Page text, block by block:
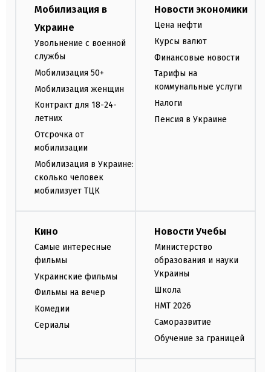
Мобилизация в
Украине
Увольнение с военной
службы
Мобилизация 50+
Мобилизация женщин
Контракт для 18-24-
летних
Отсрочка от
мобилизации
Мобилизация в Украине:
сколько человек
мобилизует ТЦК
Новости экономики
Цена нефти
Курсы валют
Финансовые новости
Тарифы на
коммунальные услуги
Налоги
Пенсия в Украине
Кино
Самые интересные
фильмы
Украинские фильмы
Фильмы на вечер
Комедии
Сериалы
Новости Учебы
Министерство
образования и науки
Украины
Школа
НМТ 2026
Саморазвитие
Обучение за границей